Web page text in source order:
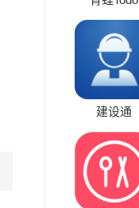
建设通